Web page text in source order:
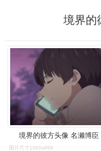
境界的
境界的彼方头像 名濑博臣
图片尺寸1000x898